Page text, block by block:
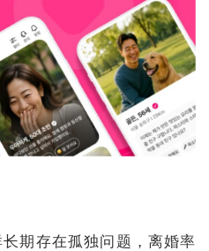
期存在孤独问题，离婚率